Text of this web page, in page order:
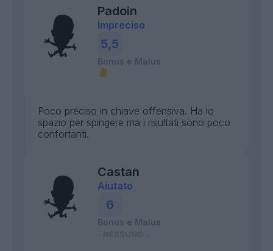
Padoin
Impreciso
5,5
Bonus e Malus
Poco preciso in chiave offensiva. Ha lo
spazio per spingere ma i risultati sono poco
confortanti.
Castan
Aiutato
6
Bonus e Malus